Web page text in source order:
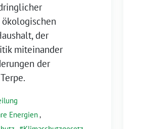
der
miteinander
der
Energien,